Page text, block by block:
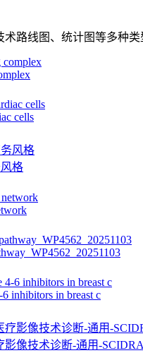
路线图、统计图等多种类
cells
格
inhibitors in breast c
影像技术诊断-通用-